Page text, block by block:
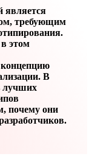
является
требующим
этом
концепцию
В
лучших
почему они